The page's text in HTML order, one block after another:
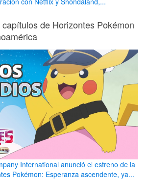
de Horizontes Pokémon
International anunció el estreno de la
Pokémon: Esperanza ascendente, ya...